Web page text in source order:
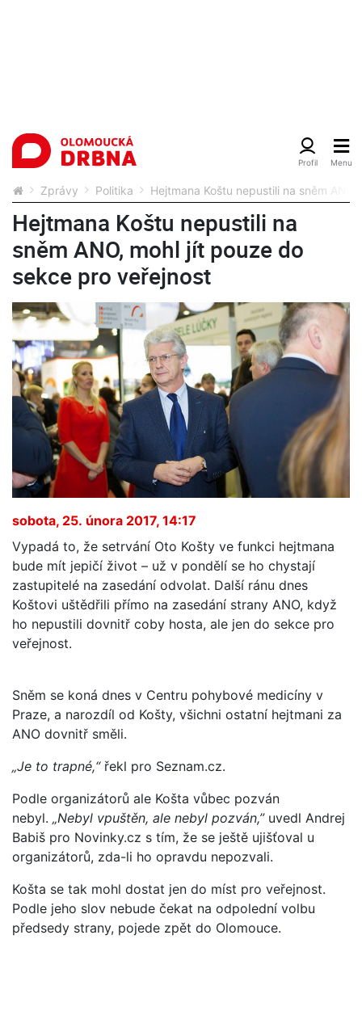
Zprávy Politika Hejtmana Koštu nepustili na sněm
Hejtmana Koštu nepustili na
sněm ANO, mohl jít pouze do
sekce pro veřejnost
sobota, 25. února 2017, 14:17
Vypadá to, že setrvání Oto Košty ve funkci hejtmana
bude mít jepičí život – už v pondělí se ho chystají
zastupitelé na zasedání odvolat. Další ránu dnes
Koštovi uštědřili přímo na zasedání strany ANO, když
ho nepustili dovnitř coby hosta, ale jen do sekce pro
veřejnost.
Sněm se koná dnes v Centru pohybové medicíny v
Praze, a narozdíl od Košty, všichni ostatní hejtmani za
ANO dovnitř směli.
„Je to trapné,“řekl pro Seznam.cz.
Podle organizátorů ale Košta vůbec pozván
nebyl. „Nebyl vpuštěn, ale nebyl pozván,”uvedl Andrej
Babiš pro Novinky.cz s tím, že se ještě ujišťoval u
organizátorů, zda-li ho opravdu nepozvali.
Košta se tak mohl dostat jen do míst pro veřejnost.
Podle jeho slov nebude čekat na odpolední volbu
předsedy strany, pojede zpět do Olomouce.